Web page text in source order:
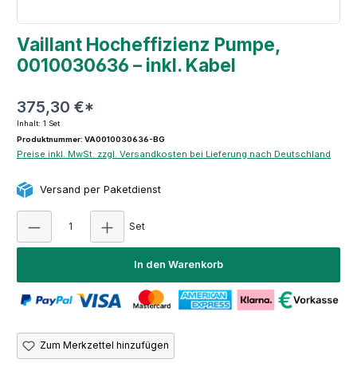
Vaillant Hocheffizienz Pumpe,
0010030636 – inkl. Kabel
375,30 €*
Inhalt: 1 Set
Produktnummer: VA0010030636-BG
Preise inkl. MwSt. zzgl. Versandkosten bei Lieferung nach Deutschland
Versand per Paketdienst
Set
In den Warenkorb
Zum Merkzettel hinzufügen